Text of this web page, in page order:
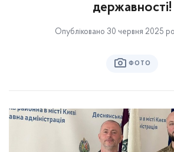
державності!
Опубліковано 30 червня 2025
ФОТО